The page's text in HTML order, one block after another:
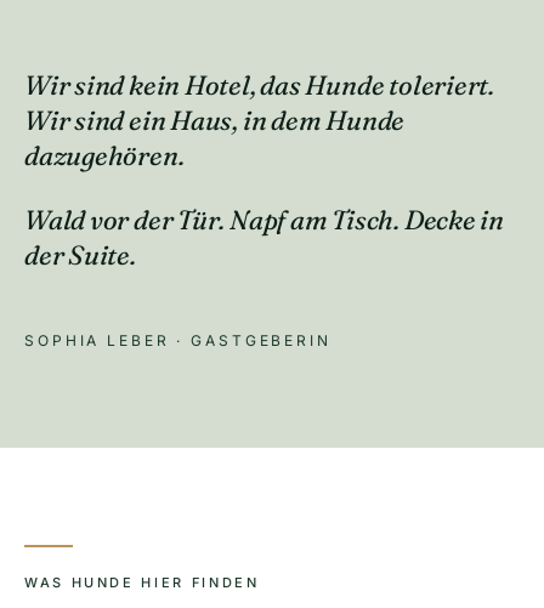
Wir sind kein Hotel, das Hundetoleriert.
Wir sind ein Haus, in dem Hunde
dazugehören.
Wald vor der Tür. Napf am Tisch. Decke in
der Suite.
SOPHIA LEBER · GASTGEBERIN
WAS HUNDE HIER FINDEN